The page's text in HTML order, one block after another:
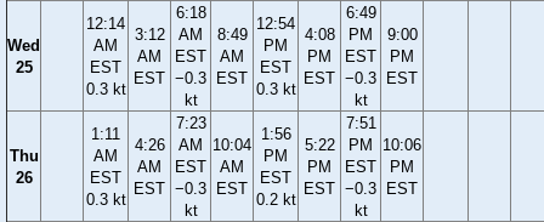
Wed
25
12:14
AM
EST
0.3 kt
3:12
AM
EST
6:18
AM
EST
−0.3
kt
8:49
AM
EST
12:54
PM
EST
0.3 kt
4:08
PM
EST
6:49
PM
EST
−0.3
kt
9:00
PM
EST
Thu
26
1:11
AM
EST
0.3 kt
4:26
AM
EST
7:23
AM
EST
−0.3
kt
10:04
AM
EST
1:56
PM
EST
0.2 kt
5:22
PM
EST
7:51
PM
EST
−0.3
kt
10:06
PM
EST